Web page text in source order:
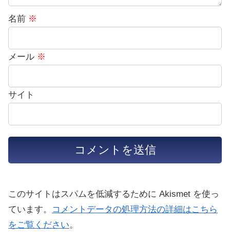
名前 ※
メール ※
サイト
このサイトはスパムを低減するために Akismet を使っ
ています。
コメントデータの処理方法の詳細はこちら
をご覧ください。